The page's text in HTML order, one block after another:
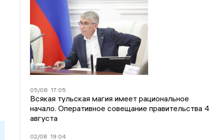
05/08 17:05
Всякая тульская магия имеет рациональное
начало. Оперативное совещание правительства 4
августа
02/08 19:04